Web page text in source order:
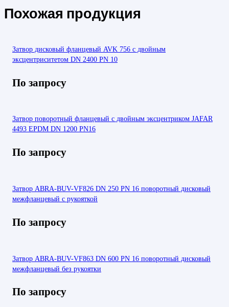
Похожая продукция
Затвор дисковый фланцевый AVK 756 с двойным
эксцентриситетом DN 2400 PN 10
По запросу
Затвор поворотный фланцевый с двойным эксцентриком JAFAR
4493 EPDM DN 1200 PN16
По запросу
Затвор ABRA-BUV-VF826 DN 250 PN 16 поворотный дисковый
межфланцевый с рукояткой
По запросу
Затвор ABRA-BUV-VF863 DN 600 PN 16 поворотный дисковый
межфланцевый без рукоятки
По запросу